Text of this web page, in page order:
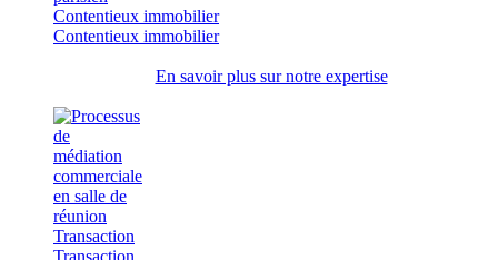
Contentieux immobilier
Contentieux immobilier
En savoir plus sur notre expertise
Transaction
Transaction